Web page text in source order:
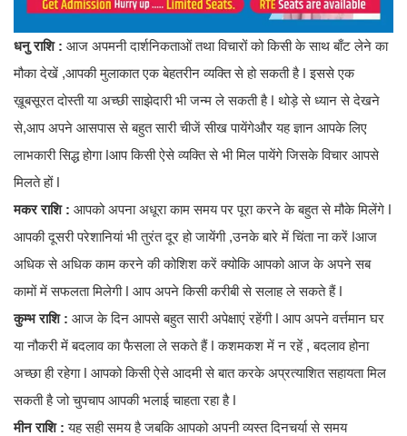
धनु राशि : आज अपमनी दार्शनिकताओं तथा विचारों को किसी के साथ बाँट लेने का
मौका देखें ,आपकी मुलाकात एक बेहतरीन व्यक्ति से हो सकती है ǀ इससे एक
ख़ूबसूरत दोस्ती या अच्छी साझेदारी भी जन्म ले सकती है ǀ थोड़े से ध्यान से देखने
से,आप अपने आसपास से बहुत सारी चीजें सीख पायेंगेऔर यह ज्ञान आपके लिए
लाभकारी सिद्ध होगा ǀआप किसी ऐसे व्यक्ति से भी मिल पायेंगे जिसके विचार आपसे
मिलते हों ǀ
मकर राशि : आपको अपना अधूरा काम समय पर पूरा करने के बहुत से मौके मिलेंगे ǀ
आपकी दूसरी परेशानियां भी तुरंत दूर हो जायेंगी ,उनके बारे में चिंता ना करें ǀआज
अधिक से अधिक काम करने की कोशिश करें क्योकि आपको आज के अपने सब
कामों में सफलता मिलेगी ǀ आप अपने किसी करीबी से सलाह ले सकते हैं ǀ
कुम्भ राशि : आज के दिन आपसे बहुत सारी अपेक्षाएं रहेंगी ǀ आप अपने वर्त्तमान घर
या नौकरी में बदलाव का फैसला ले सकते हैं ǀ कशमकश में न रहें , बदलाव होना
अच्छा ही रहेगा ǀ आपको किसी ऐसे आदमी से बात करके अप्रत्याशित सहायता मिल
सकती है जो चुपचाप आपकी भलाई चाहता रहा है ǀ
मीन राशि : यह सही समय है जबकि आपको अपनी व्यस्त दिनचर्या से समय